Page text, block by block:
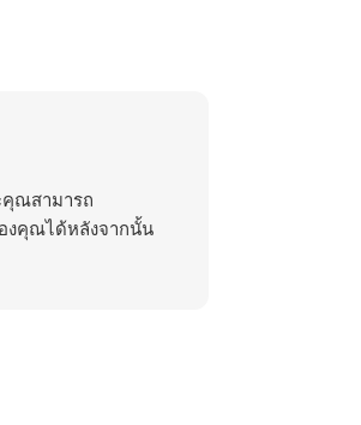
ณสามารถ
งคุณได้หลังจากนั้น